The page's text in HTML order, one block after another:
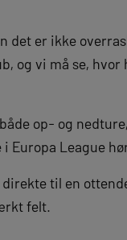
det er ikke
og vi må se,
op- og
Europa League
til en
felt.